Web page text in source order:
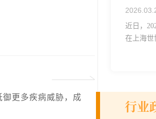
御更多疾病威胁，成
发展
近日，
在上海世
促进会
行业